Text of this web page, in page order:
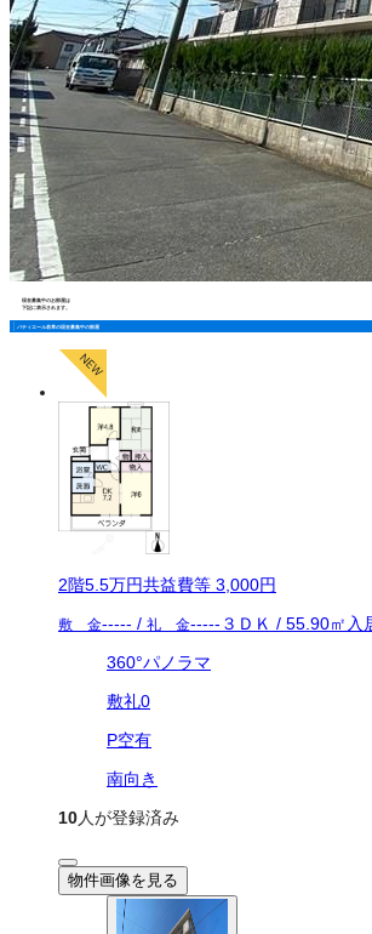
現在募集中のお部屋は
下記に表示されます。
パティエール若草の現在募集中の部屋
2階5.5万円共益費等 3,000円
敷 金----- / 礼 金----- ３ＤＫ / 55.90㎡ 入
360°パノラマ
敷礼0
P空有
南向き
10人が登録済み
物件画像を見る